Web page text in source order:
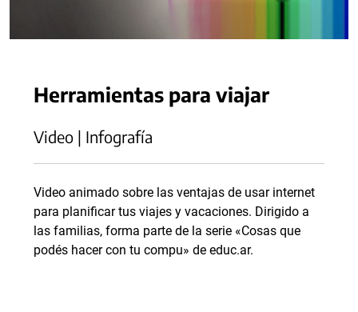
Herramientas para viajar
Video | Infografía
Video animado sobre las ventajas de usar internet
para planificar tus viajes y vacaciones. Dirigido a
las familias, forma parte de la serie «Cosas que
podés hacer con tu compu» de educ.ar.